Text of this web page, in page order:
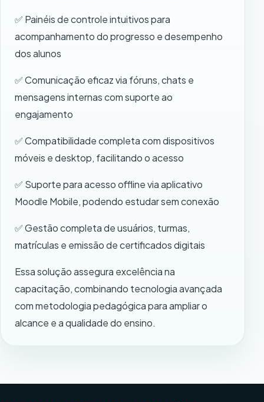
✅ Painéis de controle intuitivos para
acompanhamento do progresso e desempenho
dos alunos
✅ Comunicação eficaz via fóruns, chats e
mensagens internas com suporte ao
engajamento
✅ Compatibilidade completa com dispositivos
móveis e desktop, facilitando o acesso
✅ Suporte para acesso offline via aplicativo
Moodle Mobile, podendo estudar sem conexão
✅ Gestão completa de usuários, turmas,
matrículas e emissão de certificados digitais
Essa solução assegura excelência na
capacitação, combinando tecnologia avançada
com metodologia pedagógica para ampliar o
alcance e a qualidade do ensino.